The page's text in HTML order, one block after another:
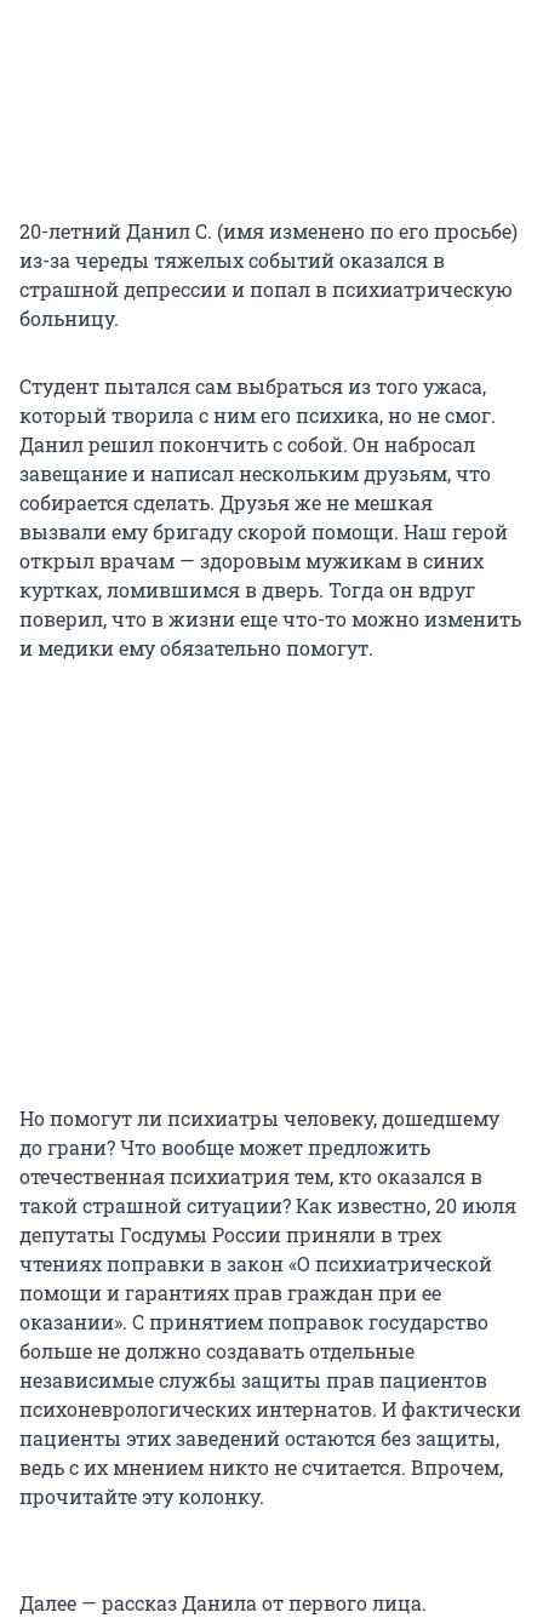
20-летний Данил С. (имя изменено по его просьбе)
из-за череды тяжелых событий оказался в
страшной депрессии и попал в психиатрическую
больницу.
Студент пытался сам выбраться из того ужаса,
который творила с ним его психика, но не смог.
Данил решил покончить с собой. Он набросал
завещание и написал нескольким друзьям, что
собирается сделать. Друзья же не мешкая
вызвали ему бригаду скорой помощи. Наш герой
открыл врачам — здоровым мужикам в синих
куртках, ломившимся в дверь. Тогда он вдруг
поверил, что в жизни еще что-то можно изменить
и медики ему обязательно помогут.
Но помогут ли психиатры человеку, дошедшему
до грани? Что вообще может предложить
отечественная психиатрия тем, кто оказался в
такой страшной ситуации? Как известно, 20 июля
депутаты Госдумы России приняли в трех
чтениях поправки в закон «О психиатрической
помощи и гарантиях прав граждан при ее
оказании». С принятием поправок государство
больше не должно создавать отдельные
независимые службы защиты прав пациентов
психоневрологических интернатов. И фактически
пациенты этих заведений остаются без защиты,
ведь с их мнением никто не считается. Впрочем,
прочитайте эту колонку.
Далее — рассказ Данила от первого лица.